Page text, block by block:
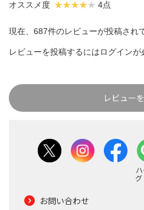
オススメ度 4点
現在、687件のレビューが投稿され
レビューを投稿するにはログインが
レビュー
グ
お問い合わせ